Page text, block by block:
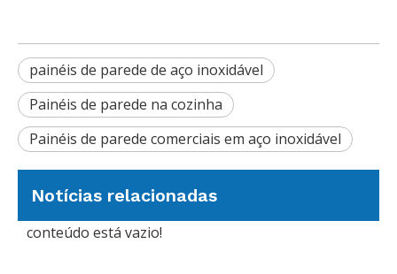
painéis de parede de aço inoxidável
Painéis de parede na cozinha
Painéis de parede comerciais em aço inoxidável
Notícias relacionadas
conteúdo está vazio!